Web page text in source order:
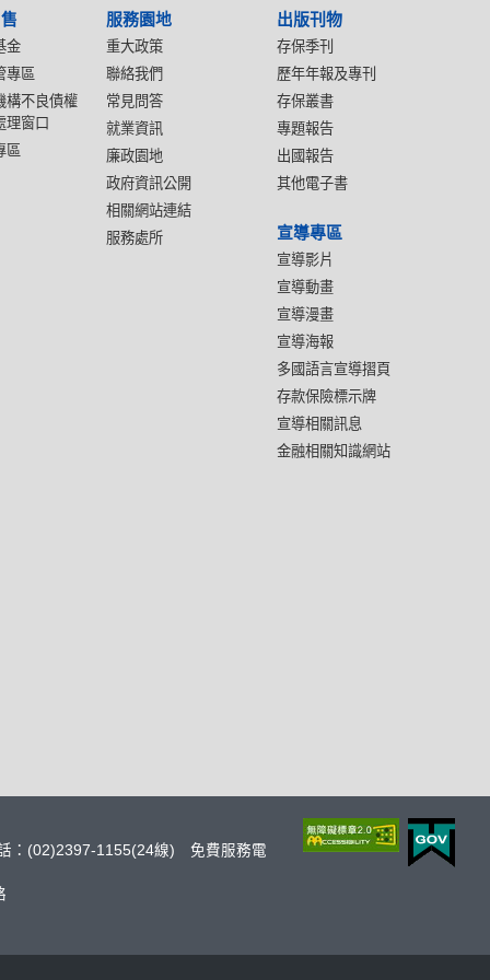
金
專區
構不良債權
理窗口
區
服務園地
重大政策
聯絡我們
常見問答
就業資訊
廉政園地
政府資訊公開
相關網站連結
服務處所
出版刊物
存保季刊
歷年年報及專刊
存保叢書
專題報告
出國報告
其他電子書
宣導專區
宣導影片
宣導動畫
宣導漫畫
宣導海報
多國語言宣導摺頁
存款保險標示牌
宣導相關訊息
金融相關知識網站
：(02)2397-1155(24線) 免費服務電